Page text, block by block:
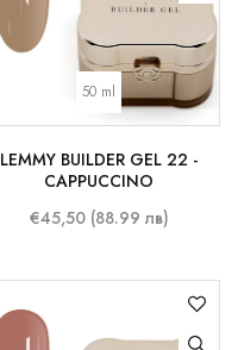
50 ml
LEMMY BUILDER GEL 22 -
CAPPUCCINO
€45,50 (88.99 лв)